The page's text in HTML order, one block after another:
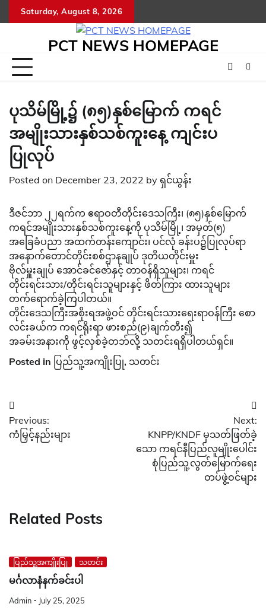
to
Saturday, August 8, 2026
PCT NEWS HOMEPAGE
ပုသိမ်မြို့၌ (၈၅)နှစ်မြောက် ကရင်
အမျိုးသားနှစ်သစ်ကူးနေ့ ကျင်းပ
ပြုလုပ်
Posted on December 23, 2022 by ရှင်ယွန်း
ဒီဇင်ဘာ ၂၂ရက်က ဧရာဝတီတိုင်းဒေသကြီး၊ (၈၅)နှစ်မြောက်
ကရင်အမျိုးသားနှစ်သစ်ကူးနေ့ကို ပုသိမ်မြို့၊ အမှတ်(၅)
အခြေခံပညာ အထက်တန်းကျောင်း၊ ပင်လုံ ခန်းပ၌ပြုလုပ်ရာ
အနောက်တောင်တိုင်းစစ်ဌာနချုပ် ဒုတိယတိုင်းမှူး
ဗိုလ်မှူးချုပ် အောင်ခင်ဇော်နှင့် တာဝန်ရှိသူများ၊ ကရင်
တိုင်းရင်းသား/တိုင်းရင်းသူများနှင့် ဖိတ်ကြား ထားသူများ
တက်ရောက်ခဲ့ကြပါတယ်။
တိုင်းဒေသကြီးအစိုးရအဖွဲ့ဝင် တိုင်းရင်းသားရေးရာဝန်ကြီး စော
လင်းခယ်က ကရင်ရိုးရာ ဖားစည်(၉)ချက်တီး၍
အခမ်းအနားကို ဖွင့်လှစ်ခဲ့တဘ်လို့ သတင်းရရှိပါတယ်ရှင်။
Posted in ပြည်သူ့အကျိုးပြု, သတင်း
Post
navigation
Previous:
ကံမြှင့်နည်းများ
Next:
KNPP/KNDF မှသတ်ဖြတ်ခဲ့
သော ကရင်နီပြည်လူမျိုးပေါင်း
စုံပြည်သူ့လွတ်မြောက်ရေး
တပ်ဖွဲ့ဝင်များ
Related Posts
ပြည်သူ့အကျိုးပြု သတင်း
မင်္ဂလာနံနက်ခင်းပါ
Admin July 25, 2025